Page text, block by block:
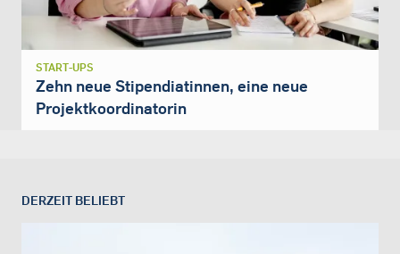
START-UPS
Zehn neue Stipendiatinnen, eine neue
Projektkoordinatorin
DERZEIT BELIEBT